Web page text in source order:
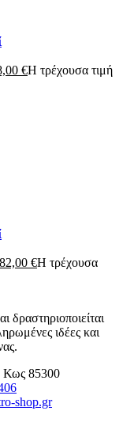
€Η τρέχουσα τιμή
€Η τρέχουσα
δραστηριοποιείται
ιδέες και
85300
shop.gr